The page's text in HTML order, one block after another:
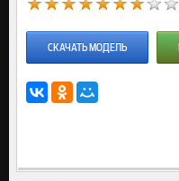
СКАЧАТЬ МОДЕЛЬ